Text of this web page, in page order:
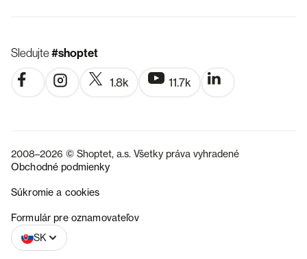
Sledujte#shoptet
1.8k 11.7k
2008–2026 © Shoptet, a.s. Všetky práva vyhradené
Obchodné podmienky
Súkromie a cookies
Formulár pre oznamovateľov
SK